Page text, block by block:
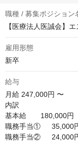
職種 / 募集ポジション
【医療法人医誠会】
雇用形態
新卒
給与
月給 247,000円 〜
内訳
基本給　　180,000円
職務手当①　  35,000
職務手当②　  24,000